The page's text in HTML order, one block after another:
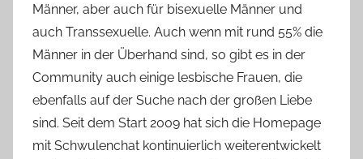
Männer, aber auch für bisexuelle Männer und
auch Transsexuelle. Auch wenn mit rund 55% die
Männer in der Überhand sind, so gibt es in der
Community auch einige lesbische Frauen, die
ebenfalls auf der Suche nach der großen Liebe
sind. Seit dem Start 2009 hat sich die Homepage
mit Schwulenchat kontinuierlich weiterentwickelt